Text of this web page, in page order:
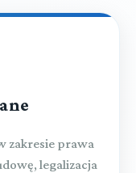
zakresie prawa
legalizacja